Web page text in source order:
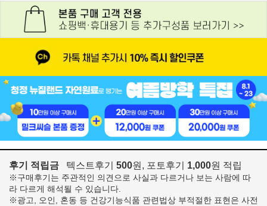
후기 적립금 텍스트후기 500원, 포토후기 1,000원 적립
※구매후기는 주관적인 의견으로 사실과 다르거나 보는 사람에 따
라 다르게 해석될 수 있습니다.
※광고, 오인, 혼동 등 건강기능식품 관련법상 부적절한 표현은 사전